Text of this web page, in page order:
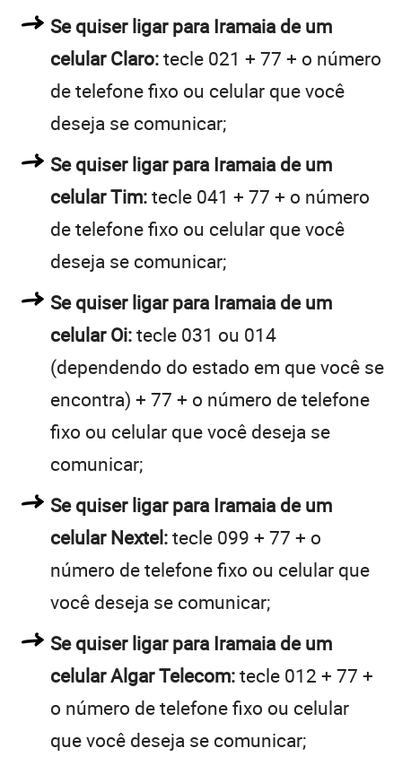
Se quiser ligar para Iramaia de um
celular Claro:tecle 021 + 77 + o número
de telefone fixo ou celular que você
deseja se comunicar;
Se quiser ligar para Iramaia de um
celular Tim:tecle 041 + 77 + o número
de telefone fixo ou celular que você
deseja se comunicar;
Se quiser ligar para Iramaia de um
celular Oi:tecle 031 ou 014
(dependendo do estado em que você se
encontra) + 77 + o número de telefone
fixo ou celular que você deseja se
comunicar;
Se quiser ligar para Iramaia de um
celular Nextel:tecle 099 + 77 + o
número de telefone fixo ou celular que
você deseja se comunicar;
Se quiser ligar para Iramaia de um
celular Algar Telecom:tecle 012 + 77 +
o número de telefone fixo ou celular
que você deseja se comunicar;